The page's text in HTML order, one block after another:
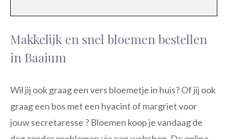
Makkelijk en snel bloemen bestellen
in Baaium
Wil jij ook graag een vers bloemetje in huis? Of jij ook
graag een bos met een hyacint of margriet voor
jouw secretaresse ? Bloemen koop je vandaag de